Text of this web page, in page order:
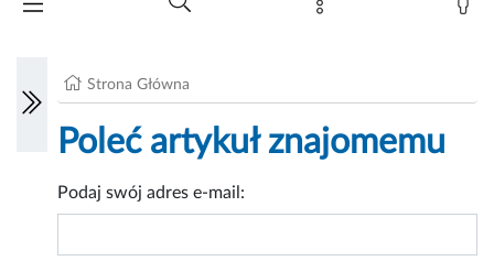
Strona Główna
Poleć artykuł znajomemu
Podaj swój adres e-mail: